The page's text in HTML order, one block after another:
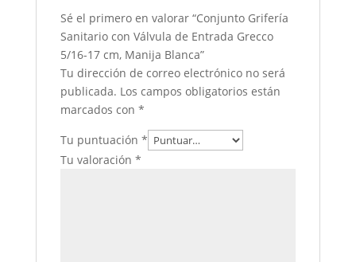
Sé el primero en valorar “Conjunto Grifería
Sanitario con Válvula de Entrada Grecco
5/16-17 cm, Manija Blanca”
Tu dirección de correo electrónico no será
publicada. Los campos obligatorios están
marcados con *
Tu puntuación *
Tu valoración *